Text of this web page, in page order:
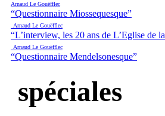
Arnaud Le Gouëfflec
“Questionnaire Miossequesque”
Arnaud Le Gouëfflec
“L’interview, les 20 ans de L’Eglise de
Arnaud Le Gouëfflec
“Questionnaire Mendelsonesque”
spéciales